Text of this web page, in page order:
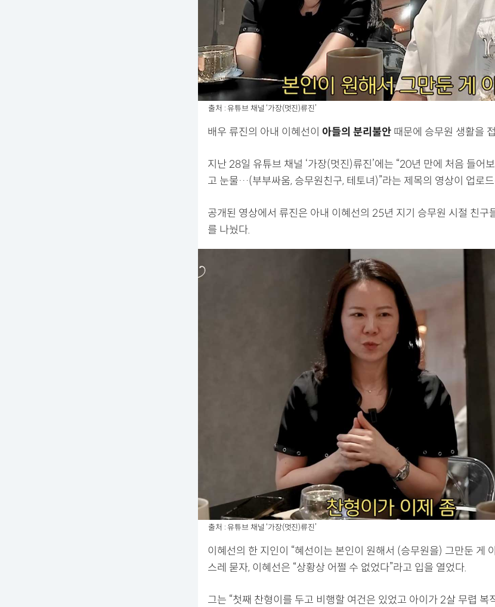
출처 : 유튜브 채널 ‘가장(멋진)류진’
배우 류진의 아내 이혜선이 아들의 분리불안 때문에 승무원 생활을
지난 28일 유튜브 채널 ‘가장(멋진)류진’에는 “20년 만에 처음 들어
고 눈물…(부부싸움, 승무원친구, 테토녀)”라는 제목의 영상이 업로
공개된 영상에서 류진은 아내 이혜선의 25년 지기 승무원 시절 친구
를 나눴다.
출처 : 유튜브 채널 ‘가장(멋진)류진’
이혜선의 한 지인이 “혜선이는 본인이 원해서 (승무원을) 그만둔 게
스레 묻자, 이혜선은 “상황상 어쩔 수 없었다”라고 입을 열었다.
그는 “첫째 찬형이를 두고 비행할 여건은 있었고 아이가 2살 무렵 복